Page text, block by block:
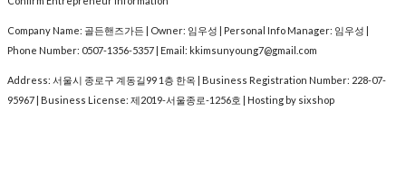
Company Name: 골든핸즈가든 | Owner: 임우성 | Personal Info Manager: 임우성 |
Phone Number: 0507-1356-5357 | Email: kkimsunyoung7@gmail.com
Address: 서울시 종로구 계동길99 1층 한옥 | Business Registration Number: 228-07-
95967 | Business License: 제2019-서울종로-1256호 | Hosting by sixshop